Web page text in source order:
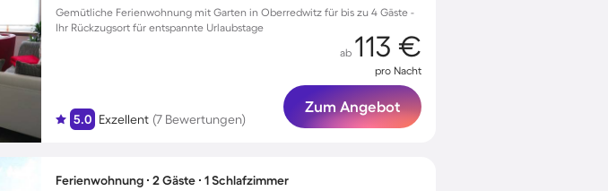
Gemütliche Ferienwohnung mit Garten in Oberredwitz für bis zu 4 Gäste -
Ihr Rückzugsort für entspannte Urlaubstage
5.0 Exzellent (7 Bewertungen)
ab 113 €
pro Nacht
Zum Angebot
Ferienwohnung ∙ 2 Gäste ∙ 1 Schlafzimmer